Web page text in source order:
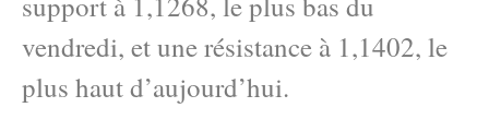
vendredi, et une résistance à 1,1402, le
plus haut d’aujourd’hui.